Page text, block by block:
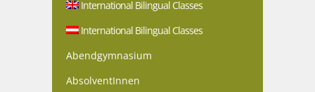
International Bilingual Classes
International Bilingual Classes
Abendgymnasium
AbsolventInnen